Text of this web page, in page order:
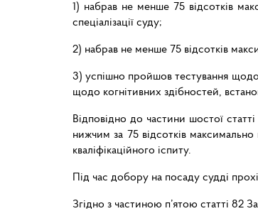
1) набрав не менше 75 відсотків
спеціалізації суду;
2) набрав не менше 75 відсотків
3) успішно пройшов тестування
щодо когнітивних здібностей,
Відповідно до частини шостої
нижчим за 75 відсотків
кваліфікаційного іспиту.
Під час добору на посаду судді
Згідно з частиною п’ятою статті 82